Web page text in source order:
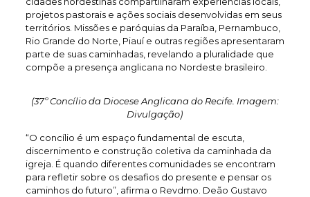
projetos pastorais e ações sociais desenvolvidas em seus
territórios. Missões e paróquias da Paraíba, Pernambuco,
Rio Grande do Norte, Piauí e outras regiões apresentaram
parte de suas caminhadas, revelando a pluralidade que
compõe a presença anglicana no Nordeste brasileiro.
(37º Concílio da Diocese Anglicana do Recife. Imagem:
Divulgação)
“O concílio é um espaço fundamental de escuta,
discernimento e construção coletiva da caminhada da
igreja. É quando diferentes comunidades se encontram
para refletir sobre os desafios do presente e pensar os
caminhos do futuro”, afirma o Revdmo. Deão Gustavo